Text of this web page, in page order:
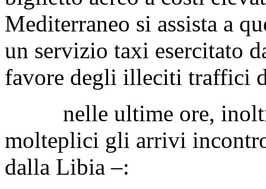
Mediterraneo si assista a
un servizio taxi esercitato
favore degli illeciti traffici
nelle ultime ore,
molteplici gli arrivi
dalla Libia –: